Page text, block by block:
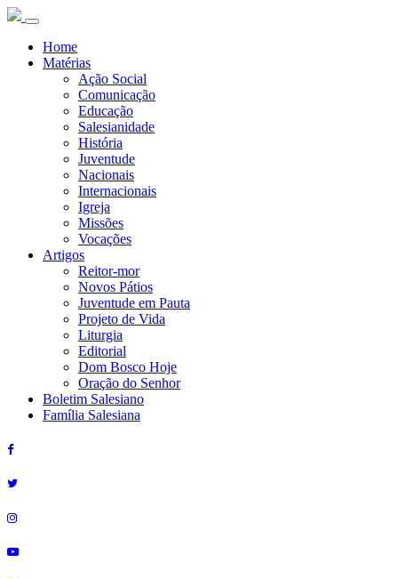
Home
Matérias
Ação Social
Comunicação
Educação
Salesianidade
História
Juventude
Nacionais
Internacionais
Igreja
Missões
Vocações
Artigos
Reitor-mor
Novos Pátios
Juventude em Pauta
Projeto de Vida
Liturgia
Editorial
Dom Bosco Hoje
Oração do Senhor
Boletim Salesiano
Família Salesiana